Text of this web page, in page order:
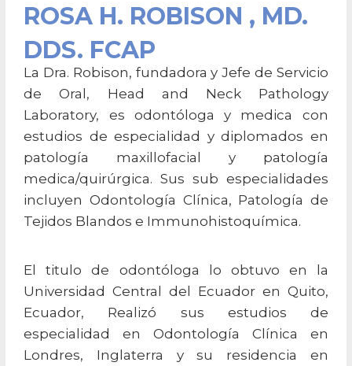
ROSA H. ROBISON , MD.
DDS. FCAP
La Dra. Robison, fundadora y Jefe de Servicio
de Oral, Head and Neck Pathology
Laboratory, es odontóloga y medica con
estudios de especialidad y diplomados en
patología maxillofacial y patología
medica/quirúrgica. Sus sub especialidades
incluyen Odontología Clínica, Patología de
Tejidos Blandos e Immunohistoquímica.
El titulo de odontóloga lo obtuvo en la
Universidad Central del Ecuador en Quito,
Ecuador, Realizó sus estudios de
especialidad en Odontología Clínica en
Londres, Inglaterra y su residencia en